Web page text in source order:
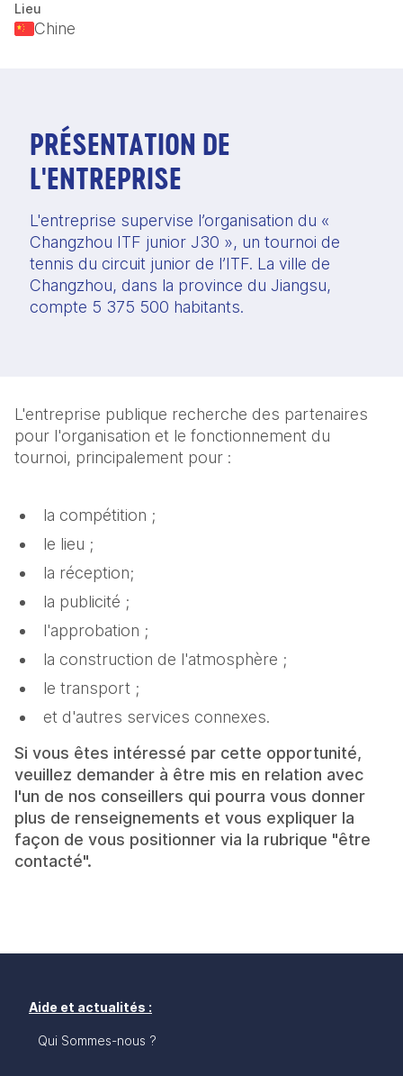
Lieu
Chine
PRÉSENTATION DE
L'ENTREPRISE
L'entreprise supervise l’organisation du «
Changzhou ITF junior J30 », un tournoi de
tennis du circuit junior de l’ITF. La ville de
Changzhou, dans la province du Jiangsu,
compte 5 375 500 habitants.
L'entreprise publique recherche des partenaires
pour l'organisation et le fonctionnement du
tournoi, principalement pour :
la compétition ;
le lieu ;
la réception;
la publicité ;
l'approbation ;
la construction de l'atmosphère ;
le transport ;
et d'autres services connexes.
Si vous êtes intéressé par cette opportunité,
veuillez demander à être mis en relation avec
l'un de nos conseillers qui pourra vous donner
plus de renseignements et vous expliquer la
façon de vous positionner via la rubrique "être
contacté".
Aide et actualités :
Qui Sommes-nous ?